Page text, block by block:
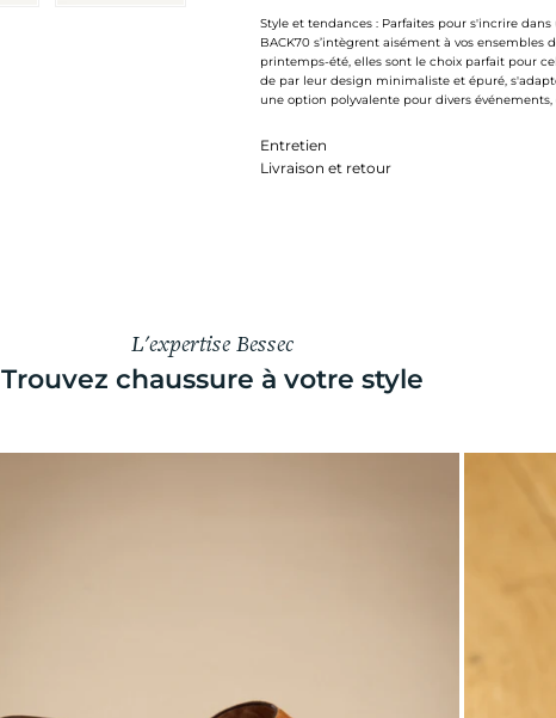
Style et tendances : Parfaites pour s'incrire dans
BACK70 s’intègrent aisément à vos
printemps-été, elles sont le choix parfait pour
de par leur design minimaliste et épuré,
une option polyvalente pour divers
Entretien
Livraison et retour
L'expertise Bessec
Trouvez chaussure à votre style